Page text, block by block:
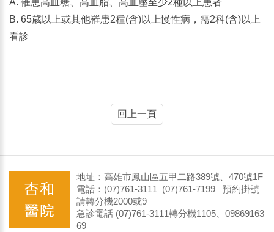
A. 罹患高血糖、高血脂、高血壓至少2種以上患者
B. 65歲以上或其他罹患2種(含)以上慢性病，需2科(含)以上
看診
回上一頁
地址：高雄市鳳山區五甲二路389號、470號1F
電話：(07)761-3111 (07)761-7199 預約掛號
請轉分機2000或9
急診電話 (07)761-3111轉分機1105、09869163
69